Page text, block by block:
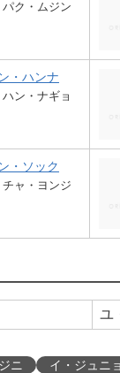
パク・ムジン
・ハンナ
ハン・ナギョ
・ソック
チャ・ヨンジ
ユ
ニ イ・ジュニ